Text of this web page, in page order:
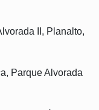
II, Planalto,
Parque Alvorada